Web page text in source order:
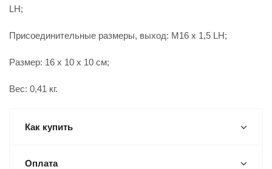
LH;
Присоединительные размеры, выход: М16 x 1,5 LH;
Размер: 16 x 10 x 10 см;
Вес: 0,41 кг.
Как купить
Оплата